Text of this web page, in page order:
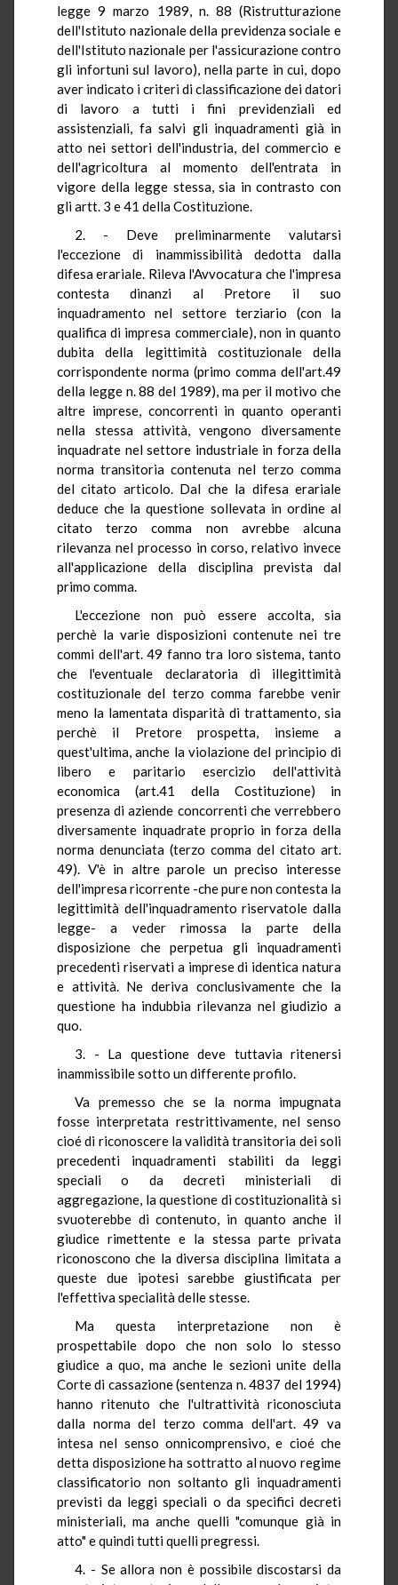
legge 9 marzo 1989, n. 88 (Ristrutturazione
dell'Istituto nazionale della previdenza sociale e
dell'Istituto nazionale per l'assicurazione contro
gli infortuni sul lavoro), nella parte in cui, dopo
aver indicato i criteri di classificazione dei datori
di lavoro a tutti i fini previdenziali ed
assistenziali, fa salvi gli inquadramenti già in
atto nei settori dell'industria, del commercio e
dell'agricoltura al momento dell'entrata in
vigore della legge stessa, sia in contrasto con
gli artt. 3 e 41 della Costituzione.
2. - Deve preliminarmente valutarsi
l'eccezione di inammissibilità dedotta dalla
difesa erariale. Rileva l'Avvocatura che l'impresa
contesta dinanzi al Pretore il suo
inquadramento nel settore terziario (con la
qualifica di impresa commerciale), non in quanto
dubita della legittimità costituzionale della
corrispondente norma (primo comma dell'art.49
della legge n. 88 del 1989), ma per il motivo che
altre imprese, concorrenti in quanto operanti
nella stessa attività, vengono diversamente
inquadrate nel settore industriale in forza della
norma transitoria contenuta nel terzo comma
del citato articolo. Dal che la difesa erariale
deduce che la questione sollevata in ordine al
citato terzo comma non avrebbe alcuna
rilevanza nel processo in corso, relativo invece
all'applicazione della disciplina prevista dal
primo comma.
L'eccezione non può essere accolta, sia
perchè la varie disposizioni contenute nei tre
commi dell'art. 49 fanno tra loro sistema, tanto
che l'eventuale declaratoria di illegittimità
costituzionale del terzo comma farebbe venir
meno la lamentata disparità di trattamento, sia
perchè il Pretore prospetta, insieme a
quest'ultima, anche la violazione del principio di
libero e paritario esercizio dell'attività
economica (art.41 della Costituzione) in
presenza di aziende concorrenti che verrebbero
diversamente inquadrate proprio in forza della
norma denunciata (terzo comma del citato art.
49). V'è in altre parole un preciso interesse
dell'impresa ricorrente -che pure non contesta la
legittimità dell'inquadramento riservatole dalla
legge- a veder rimossa la parte della
disposizione che perpetua gli inquadramenti
precedenti riservati a imprese di identica natura
e attività. Ne deriva conclusivamente che la
questione ha indubbia rilevanza nel giudizio a
quo.
3. - La questione deve tuttavia ritenersi
inammissibile sotto un differente profilo.
Va premesso che se la norma impugnata
fosse interpretata restrittivamente, nel senso
cioé di riconoscere la validità transitoria dei soli
precedenti inquadramenti stabiliti da leggi
speciali o da decreti ministeriali di
aggregazione, la questione di costituzionalità si
svuoterebbe di contenuto, in quanto anche il
giudice rimettente e la stessa parte privata
riconoscono che la diversa disciplina limitata a
queste due ipotesi sarebbe giustificata per
l'effettiva specialità delle stesse.
Ma questa interpretazione non è
prospettabile dopo che non solo lo stesso
giudice a quo, ma anche le sezioni unite della
Corte di cassazione (sentenza n. 4837 del 1994)
hanno ritenuto che l'ultrattività riconosciuta
dalla norma del terzo comma dell'art. 49 va
intesa nel senso onnicomprensivo, e cioé che
detta disposizione ha sottratto al nuovo regime
classificatorio non soltanto gli inquadramenti
previsti da leggi speciali o da specifici decreti
ministeriali, ma anche quelli "comunque già in
atto" e quindi tutti quelli pregressi.
4. - Se allora non è possibile discostarsi da